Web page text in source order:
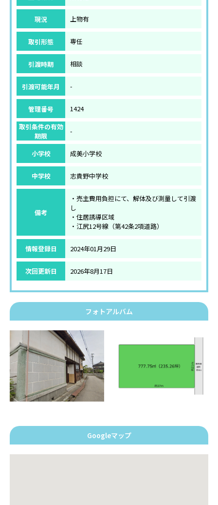
現況 上物有
取引形態 専任
引渡時期 相談
引渡可能年月 -
管理番号
1424
取引条件の有効
期限
-
小学校 成美小学校
中学校 志貴野中学校
備考
・売主費用負担にて、解体及び測量して引渡
し
・住居誘導区域
・江尻12号線（第42条2項道路）
情報登録日 2024年01月29日
次回更新日 2026年8月17日
フォトアルバム
Googleマップ